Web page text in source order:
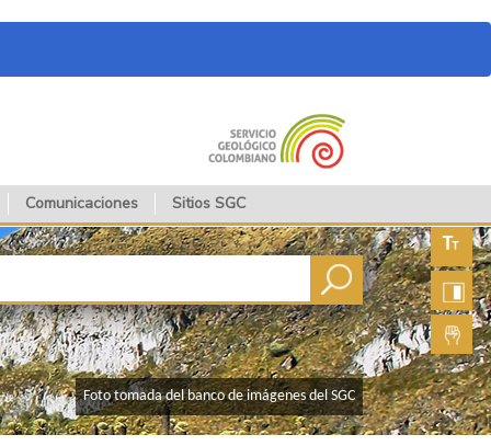
Comunicaciones Sitios SGC
fuente
Lengua
de
​Foto tomada del banco de imágenes del SGC